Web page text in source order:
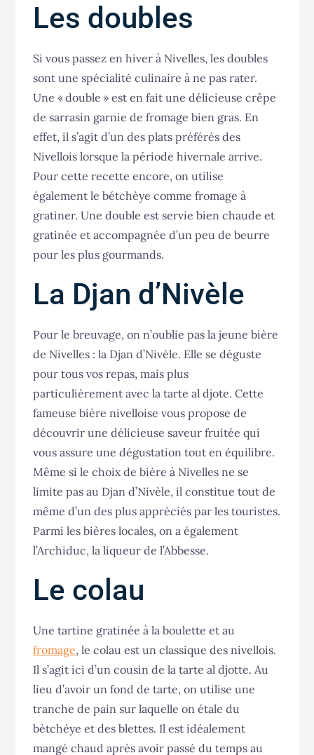
Les doubles
Si vous passez en hiver à Nivelles, les doubles
sont une spécialité culinaire à ne pas rater.
Une « double » est en fait une délicieuse crêpe
de sarrasin garnie de fromage bien gras. En
effet, il s’agit d’un des plats préférés des
Nivellois lorsque la période hivernale arrive.
Pour cette recette encore, on utilise
également le bétchèye comme fromage à
gratiner. Une double est servie bien chaude et
gratinée et accompagnée d’un peu de beurre
pour les plus gourmands.
La Djan d’Nivèle
Pour le breuvage, on n’oublie pas la jeune bière
de Nivelles : la Djan d’Nivèle. Elle se déguste
pour tous vos repas, mais plus
particulièrement avec la tarte al djote. Cette
fameuse bière nivelloise vous propose de
découvrir une délicieuse saveur fruitée qui
vous assure une dégustation tout en équilibre.
Même si le choix de bière à Nivelles ne se
limite pas au Djan d’Nivèle, il constitue tout de
même d’un des plus appréciés par les touristes.
Parmi les bières locales, on a également
l’Archiduc, la liqueur de l’Abbesse.
Le colau
Une tartine gratinée à la boulette et au
fromage, le colau est un classique des nivellois.
Il s’agit ici d’un cousin de la tarte al djotte. Au
lieu d’avoir un fond de tarte, on utilise une
tranche de pain sur laquelle on étale du
bètchéye et des blettes. Il est idéalement
mangé chaud après avoir passé du temps au